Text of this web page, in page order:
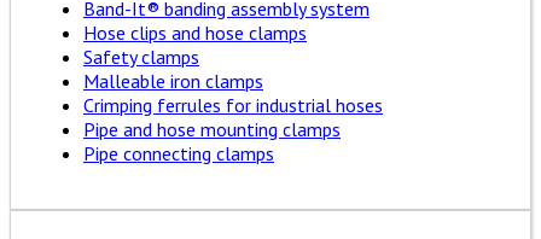
Band-It® banding assembly system
Hose clips and hose clamps
Safety clamps
Malleable iron clamps
Crimping ferrules for industrial hoses
Pipe and hose mounting clamps
Pipe connecting clamps